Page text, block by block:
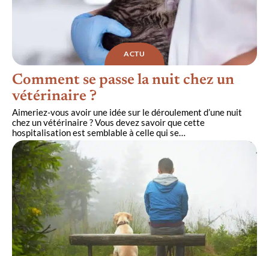
ACTU
Comment se passe la nuit chez un
vétérinaire ?
Aimeriez-vous avoir une idée sur le déroulement d’une nuit
chez un vétérinaire ? Vous devez savoir que cette
hospitalisation est semblable à celle qui se…